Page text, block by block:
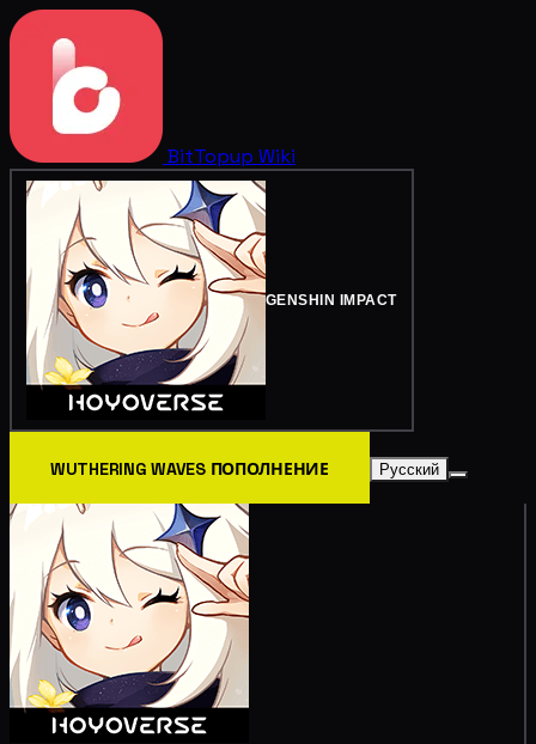
BitTopup Wiki
GENSHIN IMPACT
WUTHERING WAVES ПОПОЛНЕНИЕ Русский